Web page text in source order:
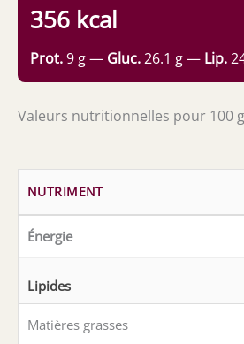
356 kcal
Prot.9 g — Gluc.26.1 g — Lip.
Valeurs nutritionnelles pour 100 g
NUTRIMENT
Énergie
Lipides
Matières grasses